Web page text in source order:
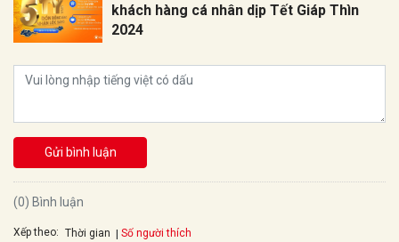
khách hàng cá nhân dịp Tết Giáp Thìn
2024
Gửi bình luận
(0) Bình luận
Xếp theo: Thời gian Số người thích